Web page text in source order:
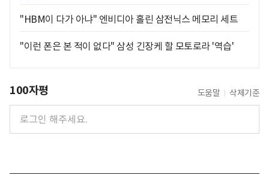
"HBM이 다가 아냐" 엔비디아 홀린 삼전닉스 메모리 세트
"이런 폰은 본 적이 없다" 삼성 긴장케 할 모토로라 '역습'
100자평 도움말 삭제기준